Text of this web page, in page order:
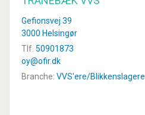
Gefionsvej 39
3000 Helsingør
Tlf. 50901873
oy@ofir.dk
Branche: VVS'ere/Blikkenslagere